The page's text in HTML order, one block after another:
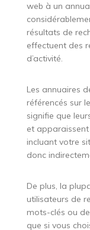
web à un
résultats de
effectuent des
d’activité.
Les annuaires
référencés sur
signifie que
et apparaissent
incluant votre
donc
De plus, la
utilisateurs de
mots-clés ou
que si vous